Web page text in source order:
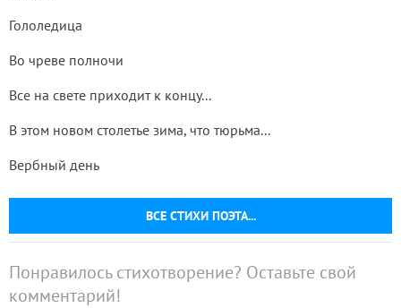
ВСЕ СТИХИ ПОЭТА...
Гололедица
Во чреве полночи
Все на свете приходит к концу...
В этом новом столетье зима, что тюрьма...
Вербный день
Понравилось стихотворение? Оставьте свой
комментарий!